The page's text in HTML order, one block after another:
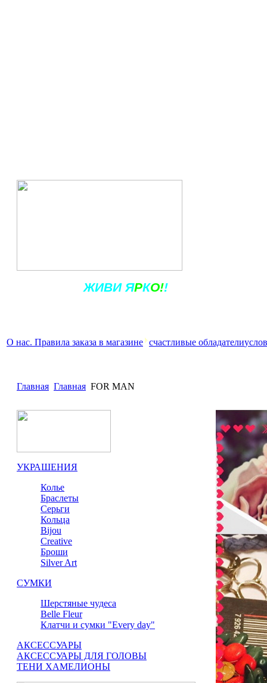
ЖИВИ ЯРКО!!
О нас. Правила заказа в магазине счастливые обладатели
Главная Главная FOR MAN
УКРАШЕНИЯ
Колье
Браслеты
Серьги
Кольца
Bijou
Сreative
Броши
Silver Art
СУМКИ
Шерстяные чудеса
Belle Fleur
Клатчи и сумки "Every day"
АКСЕССУАРЫ
АКСЕССУАРЫ ДЛЯ ГОЛОВЫ
ТЕНИ ХАМЕЛИОНЫ